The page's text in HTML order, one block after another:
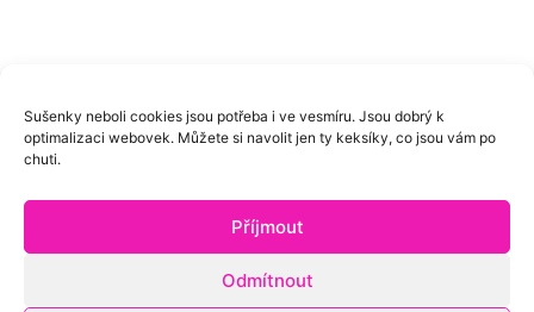
Sušenky neboli cookies jsou potřeba i ve vesmíru. Jsou dobrý k
optimalizaci webovek. Můžete si navolit jen ty keksíky, co jsou vám po
chuti.
Příjmout
Odmítnout